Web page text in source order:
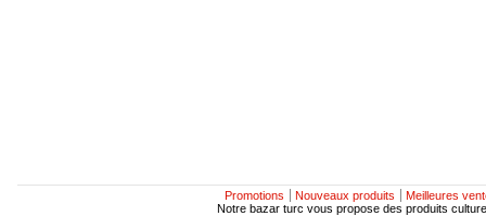
Promotions Nouveaux produits
Meilleures
Notre bazar turc vous propose des produits